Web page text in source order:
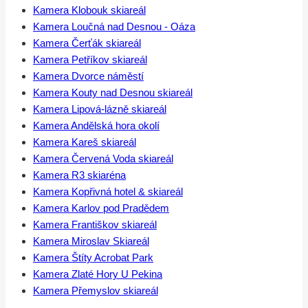
Kamera Klobouk skiareál
Kamera Loučná nad Desnou - Oáza
Kamera Čerťák skiareál
Kamera Petříkov skiareál
Kamera Dvorce náměstí
Kamera Kouty nad Desnou skiareál
Kamera Lipová-lázně skiareál
Kamera Andělská hora okolí
Kamera Kareš skiareál
Kamera Červená Voda skiareál
Kamera R3 skiaréna
Kamera Kopřivná hotel & skiareál
Kamera Karlov pod Pradědem
Kamera Františkov skiareál
Kamera Miroslav Skiareál
Kamera Štíty Acrobat Park
Kamera Zlaté Hory U Pekina
Kamera Přemyslov skiareál